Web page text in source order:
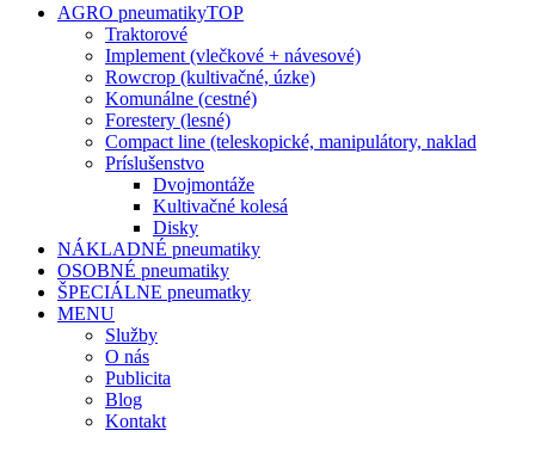
AGRO pneumatikyTOP
Traktorové
Implement (vlečkové + návesové)
Rowcrop (kultivačné, úzke)
Komunálne (cestné)
Forestery (lesné)
Compact line (teleskopické, manipulátory, naklad
Príslušenstvo
Dvojmontáže
Kultivačné kolesá
Disky
NÁKLADNÉ pneumatiky
OSOBNÉ pneumatiky
ŠPECIÁLNE pneumatky
MENU
Služby
O nás
Publicita
Blog
Kontakt